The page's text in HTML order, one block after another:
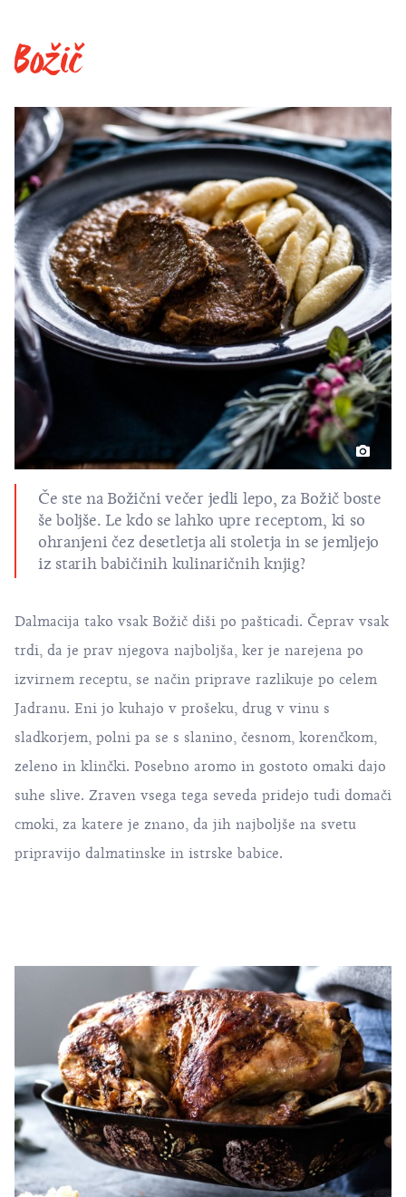
Božič
Če ste na Božični večer jedli lepo, za Božič boste
še boljše. Le kdo se lahko upre receptom, ki so
ohranjeni čez desetletja ali stoletja in se jemljejo
iz starih babičinih kulinaričnih knjig?
Dalmacija tako vsak Božič diši po pašticadi. Čeprav vsak
trdi, da je prav njegova najboljša, ker je narejena po
izvirnem receptu, se način priprave razlikuje po celem
Jadranu. Eni jo kuhajo v prošeku, drug v vinu s
sladkorjem, polni pa se s slanino, česnom, korenčkom,
zeleno in klinčki. Posebno aromo in gostoto omaki dajo
suhe slive. Zraven vsega tega seveda pridejo tudi domači
cmoki, za katere je znano, da jih najboljše na svetu
pripravijo dalmatinske in istrske babice.